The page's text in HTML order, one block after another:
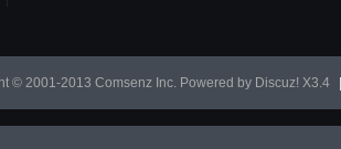
© 2001-2013 Comsenz Inc. Powered by Discuz! X3.4